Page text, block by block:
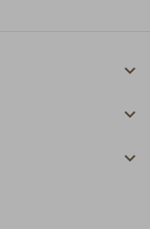


